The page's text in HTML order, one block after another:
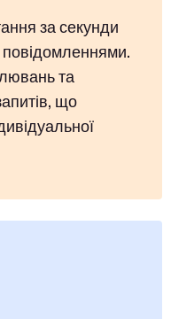
за секунди
та
що